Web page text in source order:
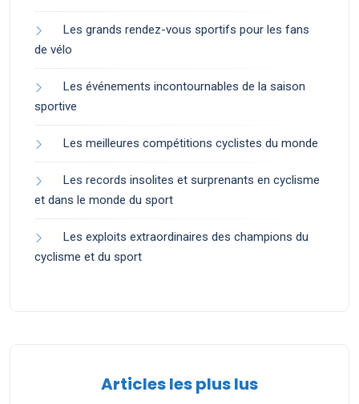
Les grands rendez-vous sportifs pour les fans
de vélo
Les événements incontournables de la saison
sportive
Les meilleures compétitions cyclistes du monde
Les records insolites et surprenants en cyclisme
et dans le monde du sport
Les exploits extraordinaires des champions du
cyclisme et du sport
Articles les plus lus